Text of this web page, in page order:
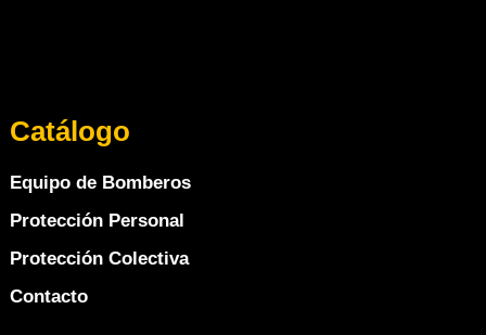
Catálogo
Equipo de Bomberos
Protección Personal
Protección Colectiva
Contacto